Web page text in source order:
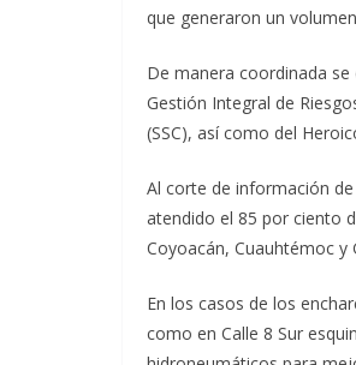
que generaron un
De manera coordinada se
Gestión Integral de
(SSC), así como del
Al corte de información
atendido el 85 por ciento
Coyoacán, Cuauhtémoc y
En los casos de los
como en Calle 8 Sur